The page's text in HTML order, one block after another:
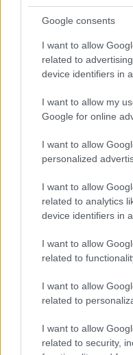
Google consents
I want to allow
related to
device identifiers in
I want to allow my
Google for online
I want to allow
personalized
I want to allow
related to analytics
device identifiers in
I want to allow
related to
I want to allow
related to
I want to allow
related to security,
legújabb értékelésben a
az ügyfelei félrevezetéséért
Microsoft azért kapott
más vállalat is egyre
eleget ezen anyagok
Habár a hulladékkezelés és
legcsekélyebb haladás, a
készülékeinek
kezdeményezéseiért
elbuktak a globális
programok.
A teljes ranglista, és